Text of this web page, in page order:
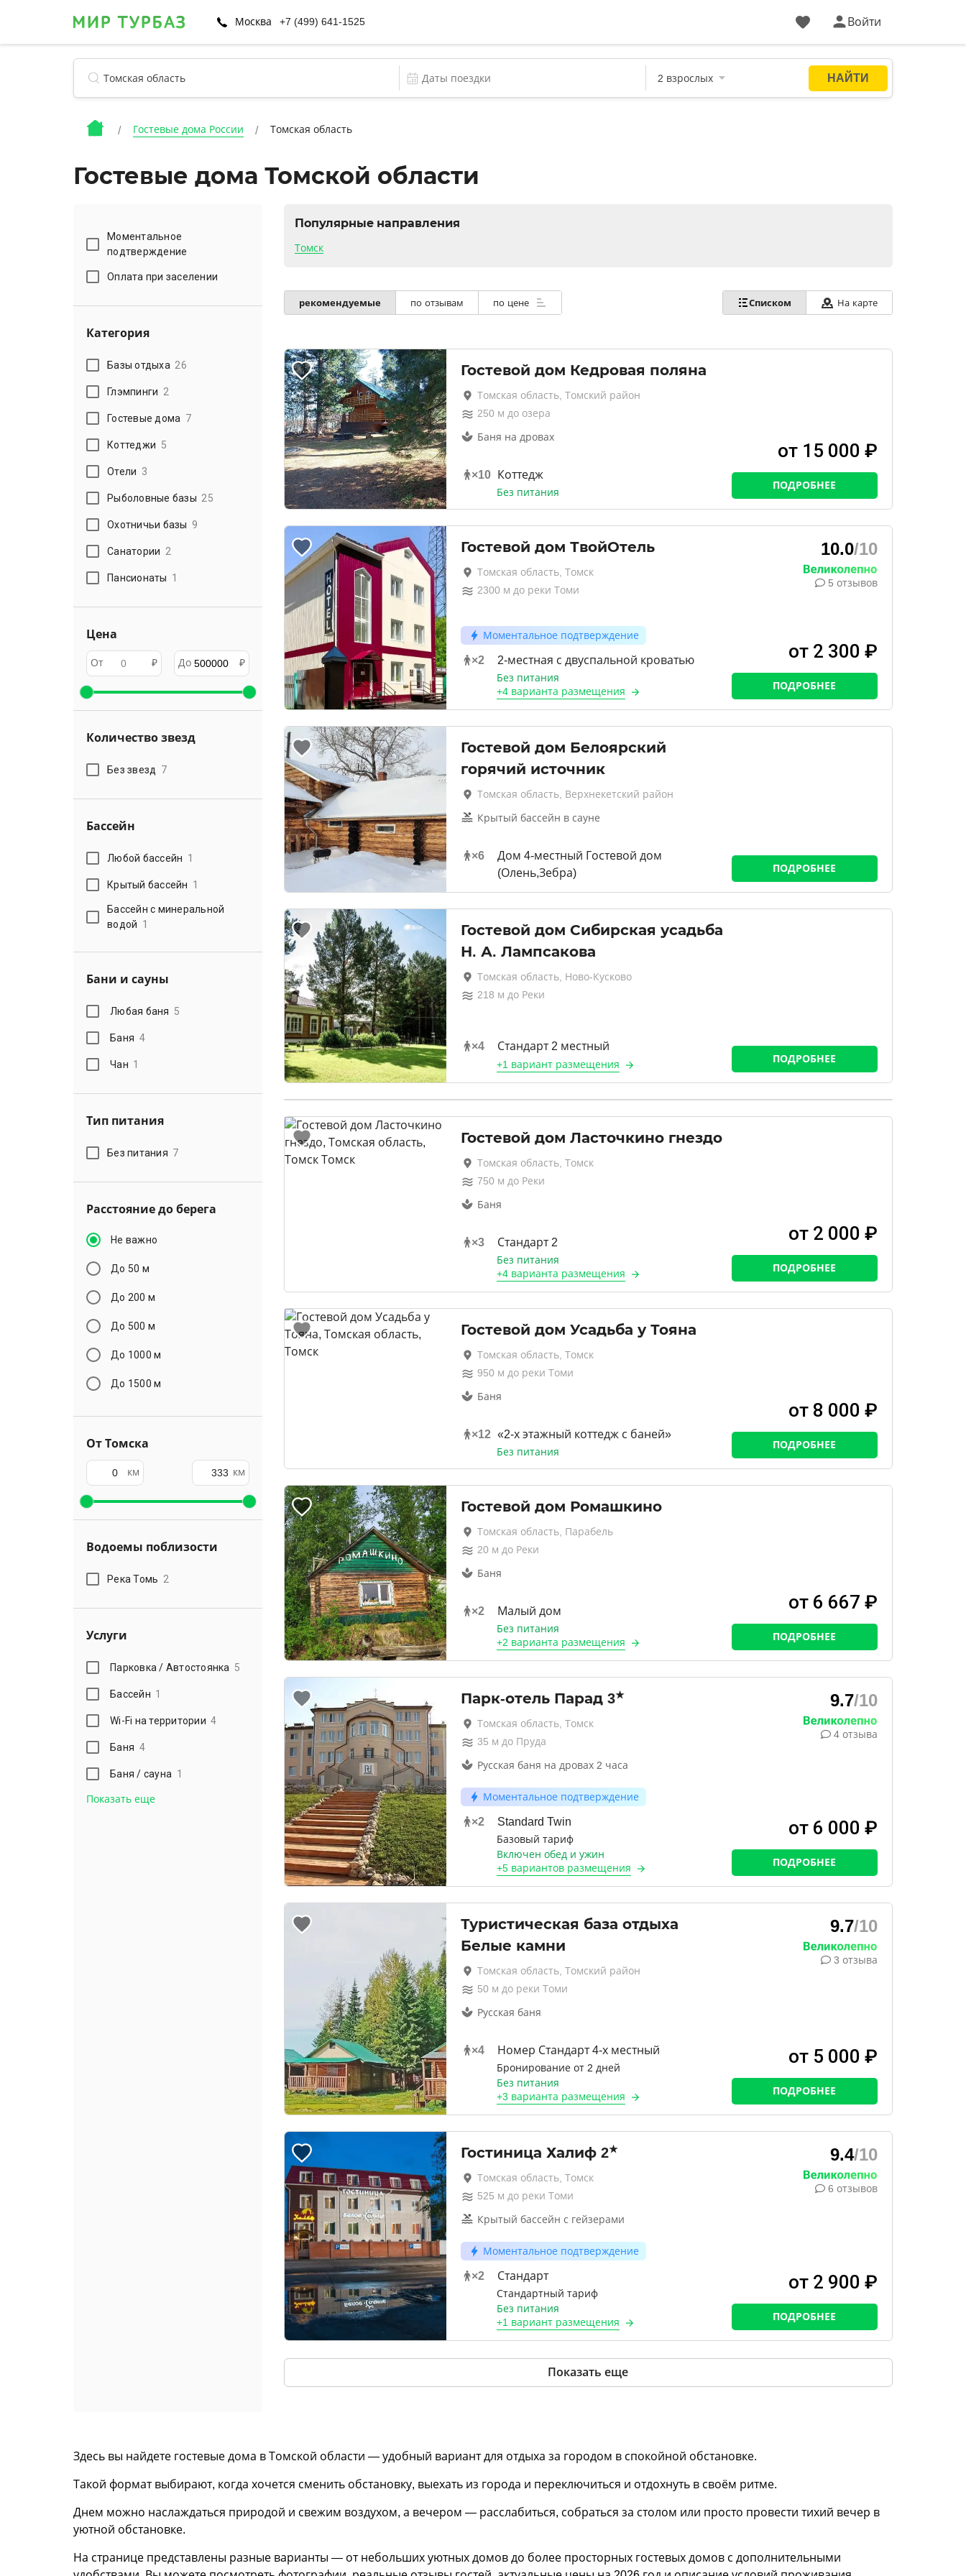
Москва +7 (499) 641-1525 Войти
Гостевые дома России Томская область
Гостевые дома Томской области
Моментальное
подтверждение
Оплата при заселении
Категория
Базы отдыха 26
Глэмпинги 2
Гостевые дома 7
Коттеджи 5
Отели 3
Рыболовные базы 25
Охотничьи базы 9
Санатории 2
Пансионаты 1
Цена
От ₽ До ₽
Количество звезд
Без звезд 7
Бассейн
Любой бассейн 1
Крытый бассейн 1
Бассейн с минеральной
водой 1
Бани и сауны
Любая баня 5
Баня 4
Чан 1
Тип питания
Без питания 7
Расстояние до берега
Не важно
До 50 м
До 200 м
До 500 м
До 1000 м
До 1500 м
От Томска
км км
Водоемы поблизости
Река Томь 2
Услуги
Парковка / Автостоянка 5
Бассейн 1
Wi-Fi на территории 4
Баня 4
Баня / сауна 1
Показать еще
Популярные направления
Томск
рекомендуемые по отзывам по цене Списком На карте
Гостевой дом Кедровая поляна
Томская область, Томский район
250 м до озера
Баня на дровах
×10 Коттедж
Без питания
от 15 000 ₽
ПОДРОБНЕЕ
Гостевой дом ТвойОтель
Томская область, Томск
2300 м до реки Томи
Моментальное подтверждение
×2 2-местная с двуспальной кроватью
Без питания
+4 варианта размещения
10.0/10
5 отзывов
от 2 300 ₽
ПОДРОБНЕЕ
Гостевой дом Белоярский
горячий источник
Томская область, Верхнекетский район
Крытый бассейн в сауне
×6
Дом 4-местный Гостевой дом
(Олень,Зебра)
ПОДРОБНЕЕ
Гостевой дом Сибирская усадьба
Н. А. Лампсакова
Томская область, Ново-Кусково
218 м до Реки
×4 Стандарт 2 местный
+1 вариантразмещения ПОДРОБНЕЕ
Гостевой дом Ласточкино гнездо
Томская область, Томск
750 м до Реки
Баня
×3 Стандарт 2
Без питания
+4 варианта размещения
от 2 000 ₽
ПОДРОБНЕЕ
Гостевой дом Усадьба у Тояна
Томская область, Томск
950 м до реки Томи
Баня
×12 «2-х этажный коттедж с баней»
Без питания
от 8 000 ₽
ПОДРОБНЕЕ
Гостевой дом Ромашкино
Томская область, Парабель
20 м до Реки
Баня
×2 Малый дом
Без питания
+2 варианта размещения
от 6 667 ₽
ПОДРОБНЕЕ
Парк-отель Парад 3★
Томская область, Томск
35 м до Пруда
Русская баня на дровах 2 часа
Моментальное подтверждение
×2 Standard Twin
Базовый тариф
Включен обед и ужин
+5 вариантовразмещения
9.7/10
4 отзыва
от 6 000 ₽
ПОДРОБНЕЕ
Туристическая база отдыха
Белые камни
Томская область, Томский район
50 м до реки Томи
Русская баня
×4 Номер Стандарт 4-х местный
Бронирование от 2 дней
Без питания
+3 варианта размещения
9.7/10
3 отзыва
от 5 000 ₽
ПОДРОБНЕЕ
Гостиница Халиф 2★
Томская область, Томск
525 м до реки Томи
Крытый бассейн с гейзерами
Моментальное подтверждение
×2 Стандарт
Стандартный тариф
Без питания
+1 вариантразмещения
9.4/10
6 отзывов
от 2 900 ₽
ПОДРОБНЕЕ
Показать еще
Здесь вы найдете гостевые дома в Томской области — удобный вариант для отдыха за городом в спокойной обстановке.
Такой формат выбирают, когда хочется сменить обстановку, выехать из города и переключиться и отдохнуть в своём ритме.
Днем можно наслаждаться природой и свежим воздухом, а вечером — расслабиться, собраться за столом или просто провести тихий вечер в
уютной обстановке.
На странице представлены разные варианты — от небольших уютных домов до более просторных гостевых домов с дополнительными